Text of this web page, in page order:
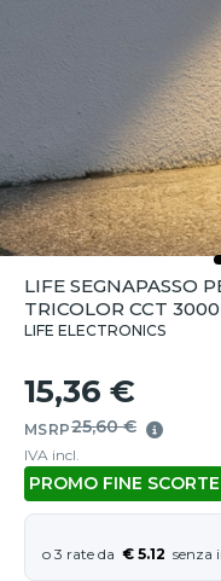
LIFE SEGNAPASSO
TRICOLOR CCT
LIFE ELECTRONICS
15,36 €
MSRP25,60 €
IVA incl.
PROMO FINE SCORTE
€ 5.12